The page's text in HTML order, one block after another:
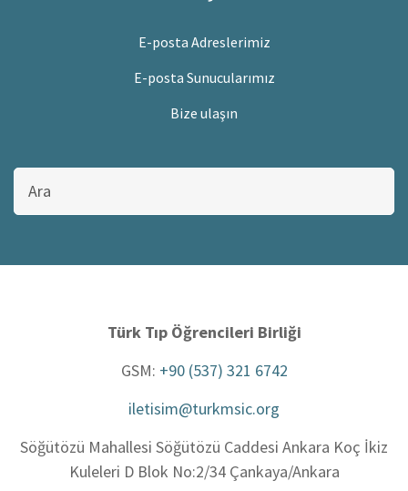
E-posta Adreslerimiz
E-posta Sunucularımız
Bize ulaşın
Bu
sitede
ara
Türk Tıp Öğrencileri Birliği
GSM: +90 (537) 321 6742
iletisim@turkmsic.org
Söğütözü Mahallesi Söğütözü Caddesi Ankara Koç İkiz
Kuleleri D Blok No:2/34 Çankaya/Ankara